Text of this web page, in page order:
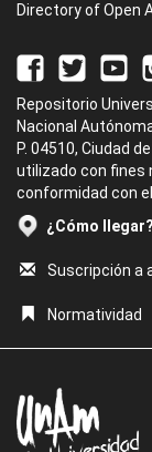
Directory of Open
Repositorio
Nacional
P. 04510, Ciudad
utilizado con fines
conformidad con el
¿Cómo llegar?
Suscripción a
Normatividad